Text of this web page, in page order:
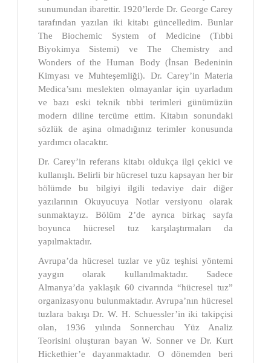
sunumundan ibarettir. 1920’lerde Dr. George Carey
tarafından yazılan iki kitabı güncelledim. Bunlar
The Biochemic System of Medicine (Tıbbi
Biyokimya Sistemi) ve The Chemistry and
Wonders of the Human Body (İnsan Bedeninin
Kimyası ve Muhteşemliği). Dr. Carey’in Materia
Medica’sını meslekten olmayanlar için uyarladım
ve bazı eski teknik tıbbi terimleri günümüzün
modern diline tercüme ettim. Kitabın sonundaki
sözlük de aşina olmadığınız terimler konusunda
yardımcı olacaktır.
Dr. Carey’in referans kitabı oldukça ilgi çekici ve
kullanışlı. Belirli bir hücresel tuzu kapsayan her bir
bölümde bu bilgiyi ilgili tedaviye dair diğer
yazılarının Okuyucuya Notlar versiyonu olarak
sunmaktayız. Bölüm 2’de ayrıca birkaç sayfa
boyunca hücresel tuz karşılaştırmaları da
yapılmaktadır.
Avrupa’da hücresel tuzlar ve yüz teşhisi yöntemi
yaygın olarak kullanılmaktadır. Sadece
Almanya’da yaklaşık 60 civarında “hücresel tuz”
organizasyonu bulunmaktadır. Avrupa’nın hücresel
tuzlara bakışı Dr. W. H. Schuessler’in iki takipçisi
olan, 1936 yılında Sonnerchau Yüz Analiz
Teorisini oluşturan bayan W. Sonner ve Dr. Kurt
Hickethier’e dayanmaktadır. O dönemden beri